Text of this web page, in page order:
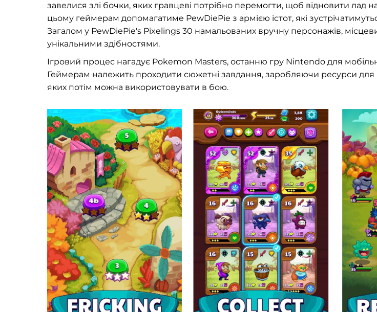
завелися злі бочки, яких гравцеві потрібно перемогти, щоб відновити лад
цьому геймерам допомагатиме PewDiePie з армією істот, які
Загалом у PewDiePie's Pixelings 30 намальованих вручну персонажів,
унікальними здібностями.
Ігровий процес нагадує Pokemon Masters, останню гру Nintendo для
Геймерам належить проходити сюжетні завдання, заробляючи ресурси для
яких потім можна використовувати в бою.